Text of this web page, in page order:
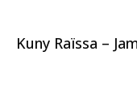
Kuny Raïssa –